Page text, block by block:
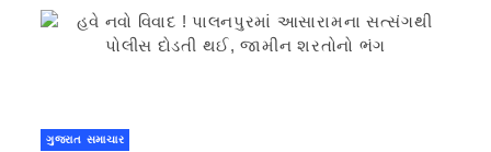
ગુજરાત સમાચાર